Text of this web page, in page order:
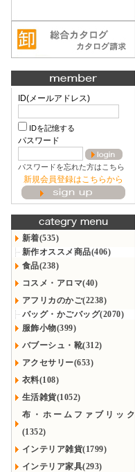
ID(メールアドレス)
IDを記憶する
パスワード
パスワードを忘れた方はこちら
新規会員登録はこちらから
新着(535)
新作オススメ商品(406)
食品(238)
コスメ・アロマ(40)
アフリカのかご(2238)
バッグ・かごバッグ(2070)
服飾小物(399)
バブーシュ・靴(312)
アクセサリー(653)
衣料(108)
生活雑貨(1052)
布・ホームファブリック
(1352)
インテリア雑貨(1799)
インテリア家具(293)